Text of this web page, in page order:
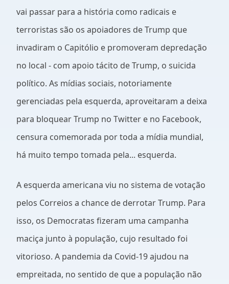
vai passar para a história como radicais e
terroristas são os apoiadores de Trump que
invadiram o Capitólio e promoveram depredação
no local - com apoio tácito de Trump, o suicida
político. As mídias sociais, notoriamente
gerenciadas pela esquerda, aproveitaram a deixa
para bloquear Trump no Twitter e no Facebook,
censura comemorada por toda a mídia mundial,
há muito tempo tomada pela... esquerda.
A esquerda americana viu no sistema de votação
pelos Correios a chance de derrotar Trump. Para
isso, os Democratas fizeram uma campanha
maciça junto à população, cujo resultado foi
vitorioso. A pandemia da Covid-19 ajudou na
empreitada, no sentido de que a população não